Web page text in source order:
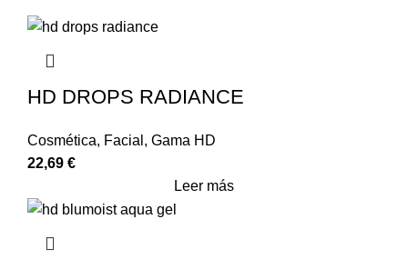
HD DROPS RADIANCE
Cosmética, Facial , Gama HD
22,69 €
Leer más